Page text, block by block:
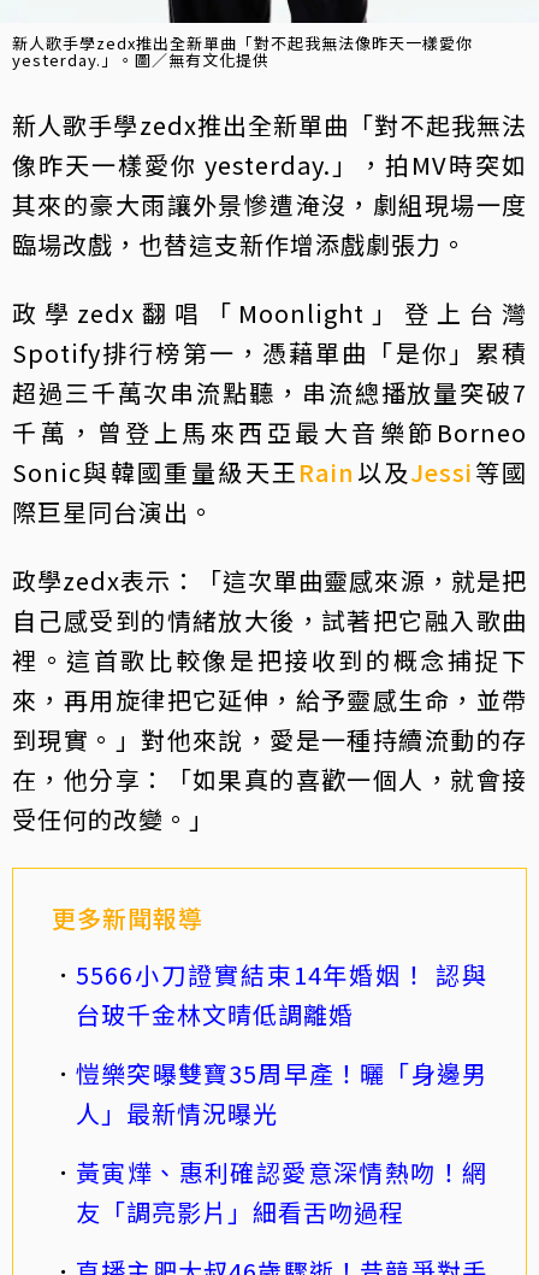
新人歌手學zedx推出全新單曲「對不起我無法像昨天一樣愛你
yesterday.」。圖／無有文化提供
新人歌手學zedx推出全新單曲「對不起我無法
像昨天一樣愛你 yesterday.」，拍MV時突如
其來的豪大雨讓外景慘遭淹沒，劇組現場一度
臨場改戲，也替這支新作增添戲劇張力。
政學zedx翻唱「Moonlight」登上台灣
Spotify排行榜第一，憑藉單曲「是你」累積
超過三千萬次串流點聽，串流總播放量突破7
千萬，曾登上馬來西亞最大音樂節Borneo
Sonic與韓國重量級天王 Rain 以及Jessi等國
際巨星同台演出。
政學zedx表示：「這次單曲靈感來源，就是把
自己感受到的情緒放大後，試著把它融入歌曲
裡。這首歌比較像是把接收到的概念捕捉下
來，再用旋律把它延伸，給予靈感生命，並帶
到現實。」對他來說，愛是一種持續流動的存
在，他分享：「如果真的喜歡一個人，就會接
受任何的改變。」
更多新聞報導
5566小刀證實結束14年婚姻！ 認與
台玻千金林文晴低調離婚
愷樂突曝雙寶35周早產！曬「身邊男
人」最新情況曝光
黃寅燁、惠利確認愛意深情熱吻！網
友「調亮影片」細看舌吻過程